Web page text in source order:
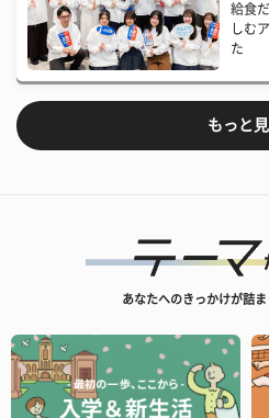
給食
しむ
た
もっと
あなたへのきっかけが詰